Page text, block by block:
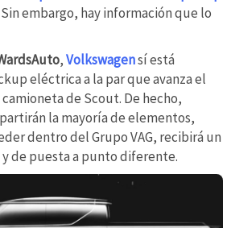
Sin embargo, hay información que lo
,Volkswagensí está
eléctrica a la par que avanza el
de Scout. De hecho,
la mayoría de elementos,
dentro del Grupo VAG, recibirá un
de puesta a punto diferente.